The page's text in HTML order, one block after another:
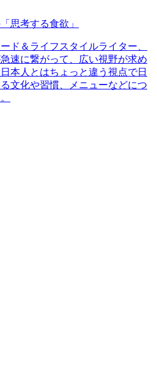
思考する食欲」
ド＆ライフスタイルライター、
速に繋がって、広い視野が求め
本人とはちょっと違う視点で日
文化や習慣、メニューなどにつ